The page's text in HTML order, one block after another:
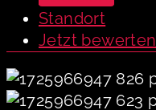
Standort
Jetzt bewerten